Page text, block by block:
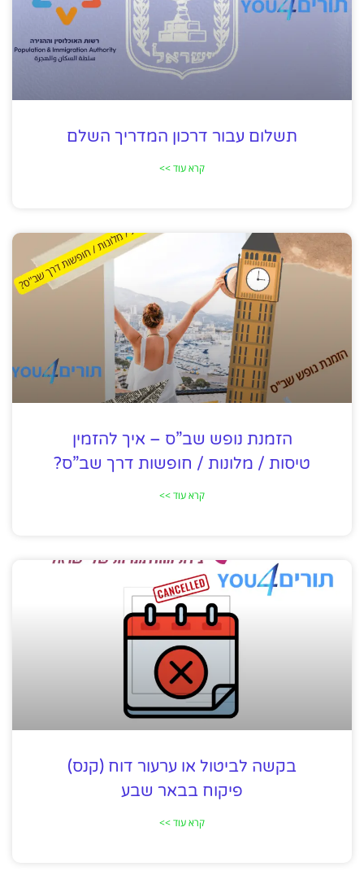
תשלום עבור דרכון המדריך השלם
קרא עוד >>
הזמנת נופש שב”ס – איך להזמין
טיסות / מלונות / חופשות דרך שב”ס?
קרא עוד >>
בקשה לביטול או ערעור דוח (קנס)
פיקוח בבאר שבע
קרא עוד >>